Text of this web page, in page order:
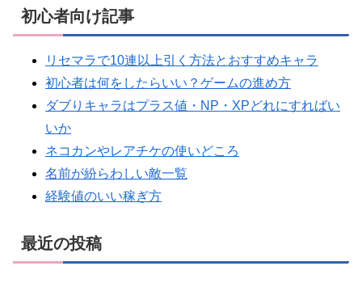
初心者向け記事
リセマラで10連以上引く方法とおすすめキャラ
初心者は何をしたらいい？ゲームの進め方
ダブりキャラはプラス値・NP・XPどれにすればい
いか
ネコカンやレアチケの使いどころ
名前が紛らわしい敵一覧
経験値のいい稼ぎ方
最近の投稿